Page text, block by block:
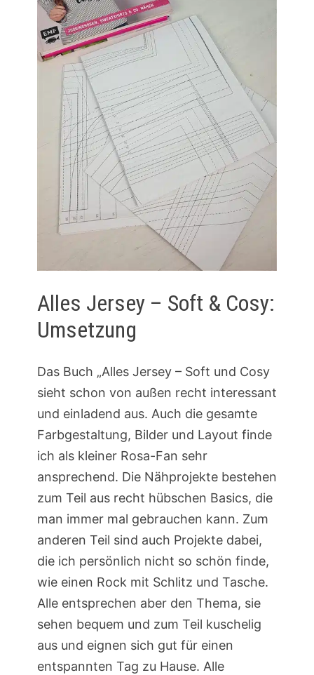
Alles Jersey – Soft & Cosy:
Umsetzung
Das Buch „Alles Jersey – Soft und Cosy
sieht schon von außen recht interessant
und einladend aus. Auch die gesamte
Farbgestaltung, Bilder und Layout finde
ich als kleiner Rosa-Fan sehr
ansprechend. Die Nähprojekte bestehen
zum Teil aus recht hübschen Basics, die
man immer mal gebrauchen kann. Zum
anderen Teil sind auch Projekte dabei,
die ich persönlich nicht so schön finde,
wie einen Rock mit Schlitz und Tasche.
Alle entsprechen aber den Thema, sie
sehen bequem und zum Teil kuschelig
aus und eignen sich gut für einen
entspannten Tag zu Hause. Alle